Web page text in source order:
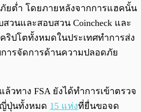
ยต่ำ โดยภายหลังจากการแฮคนั้น
วนและสอบสวน Coincheck และ
ริปโตทั้งหมดในประเทศทำการส่ง
การจัดการด้านความปลอดภัย
วทาง FSA ยังได้ทำการเข้าตรวจ
ปุ่นทั้งหมด 15 แห่งที่ยื่นขอจด